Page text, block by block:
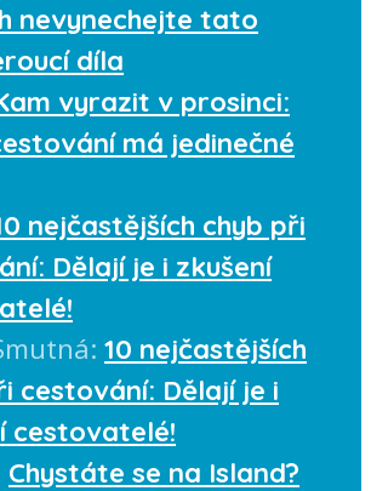
nevynechejte tato
díla
vyrazit v prosinci:
má jedinečné
nejčastějších chyb při
Dělají je i zkušení
: 10 nejčastějších
cestování: Dělají je i
cestovatelé!
Chystáte se na Island?